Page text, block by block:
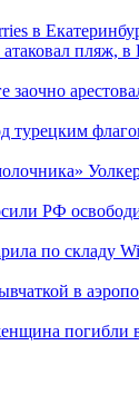
в
пляж,
заочно
турецким
РФ
по складу
в
погибли